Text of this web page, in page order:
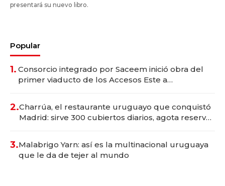
presentará su nuevo libro.
Popular
1. Consorcio integrado por Saceem inició obra del
primer viaducto de los Accesos Este a
2.Charrúa, el restaurante uruguayo que conquistó
Madrid: sirve 300 cubiertos diarios, agota reservas
3.Malabrigo Yarn: así es la multinacional uruguaya
que le da de tejer al mundo